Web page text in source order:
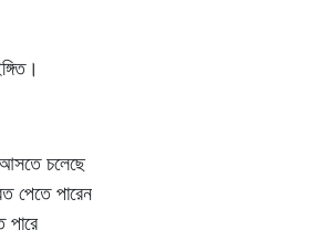
চলেছে
পেতে পারেন